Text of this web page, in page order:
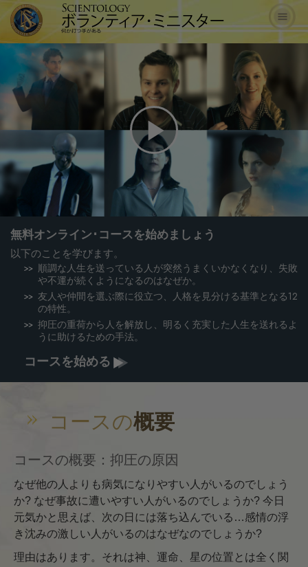
Play
Video
無料オンライン･コースを始めましょう
以下のことを学びます。
順調な人生を送っている人が突然うまくいかなくなり、失敗
や不運が続くようになるのはなぜか。
友人や仲間を選ぶ際に役立つ、人格を見分ける基準となる12
の特性。
抑圧の重荷から人を解放し、明るく充実した人生を送れるよ
うに助けるための手法。
コースを始める
コースの概要
コースの概要：抑圧の原因
なぜ他の人よりも病気になりやすい人がいるのでしょう
か? なぜ事故に遭いやすい人がいるのでしょうか? 今日
元気かと思えば、次の日には落ち込んでいる…感情の浮
き沈みの激しい人がいるのはなぜなのでしょうか?
理由はあります。それは神、運命、星の位置とは全く関